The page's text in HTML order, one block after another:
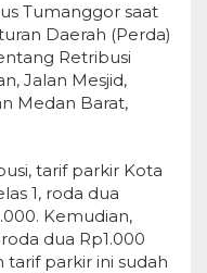
Tumanggor saat
Daerah (Perda)
Retribusi
Jalan Mesjid,
Medan Barat,
tarif parkir Kota
1, roda dua
Kemudian,
dua Rp1.000
parkir ini sudah